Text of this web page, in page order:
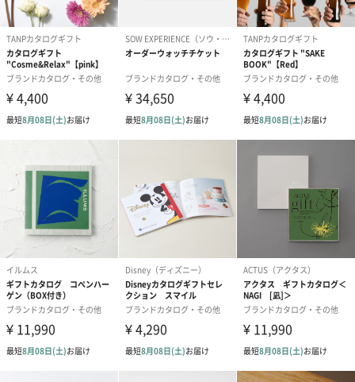
パッケージ外
装
化粧箱
掲載商品数・
掲載商品
約110商品
紙袋
お渡し用の紙袋です。
商品に合わせたサイズをお届けします。